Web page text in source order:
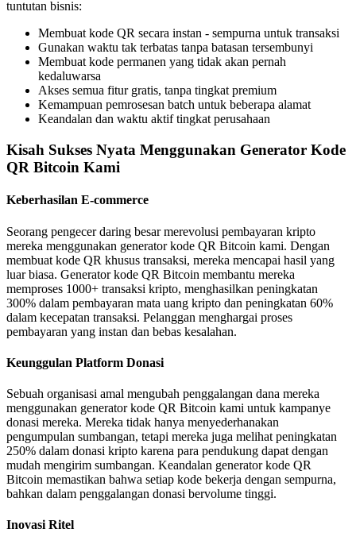
tuntutan bisnis:
Membuat kode QR secara instan - sempurna untuk transaksi
Gunakan waktu tak terbatas tanpa batasan tersembunyi
Membuat kode permanen yang tidak akan pernah
kedaluwarsa
Akses semua fitur gratis, tanpa tingkat premium
Kemampuan pemrosesan batch untuk beberapa alamat
Keandalan dan waktu aktif tingkat perusahaan
Kisah Sukses Nyata Menggunakan Generator Kode
QR Bitcoin Kami
Keberhasilan E-commerce
Seorang pengecer daring besar merevolusi pembayaran kripto
mereka menggunakan generator kode QR Bitcoin kami. Dengan
membuat kode QR khusus transaksi, mereka mencapai hasil yang
luar biasa. Generator kode QR Bitcoin membantu mereka
memproses 1000+ transaksi kripto, menghasilkan peningkatan
300% dalam pembayaran mata uang kripto dan peningkatan 60%
dalam kecepatan transaksi. Pelanggan menghargai proses
pembayaran yang instan dan bebas kesalahan.
Keunggulan Platform Donasi
Sebuah organisasi amal mengubah penggalangan dana mereka
menggunakan generator kode QR Bitcoin kami untuk kampanye
donasi mereka. Mereka tidak hanya menyederhanakan
pengumpulan sumbangan, tetapi mereka juga melihat peningkatan
250% dalam donasi kripto karena para pendukung dapat dengan
mudah mengirim sumbangan. Keandalan generator kode QR
Bitcoin memastikan bahwa setiap kode bekerja dengan sempurna,
bahkan dalam penggalangan donasi bervolume tinggi.
Inovasi Ritel